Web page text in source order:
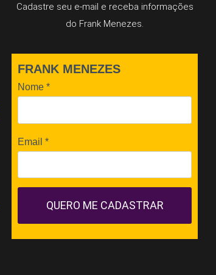
Cadastre seu e-mail e receba informações
do Frank Menezes.
FRANK MENEZES
Nome *
Email *
QUERO ME CADASTRAR